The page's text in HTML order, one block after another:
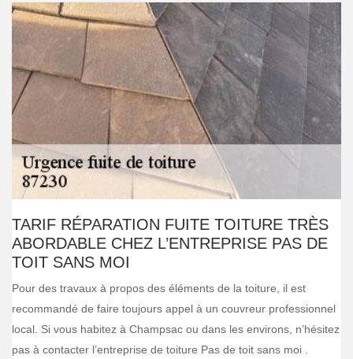
TARIF RÉPARATION FUITE TOITURE TRÈS
ABORDABLE CHEZ L’ENTREPRISE PAS DE
TOIT SANS MOI
Pour des travaux à propos des éléments de la toiture, il est
recommandé de faire toujours appel à un couvreur professionnel
local. Si vous habitez à Champsac ou dans les environs, n’hésitez
pas à contacter l’entreprise de toiture Pas de toit sans moi .